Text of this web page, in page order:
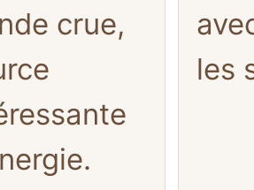
crue,
les